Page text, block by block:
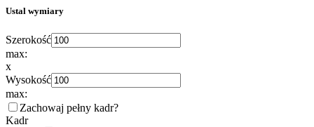
Ustal wymiary
Szerokość
max:
x
Wysokość
max:
Zachowaj pełny kadr?
Kadr